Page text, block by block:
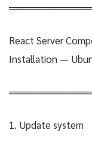
React Server
Installation —
1. Update system